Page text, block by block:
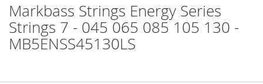
Markbass Strings Energy Series
Strings 7 - 045 065 085 105 130 -
MB5ENSS45130LS